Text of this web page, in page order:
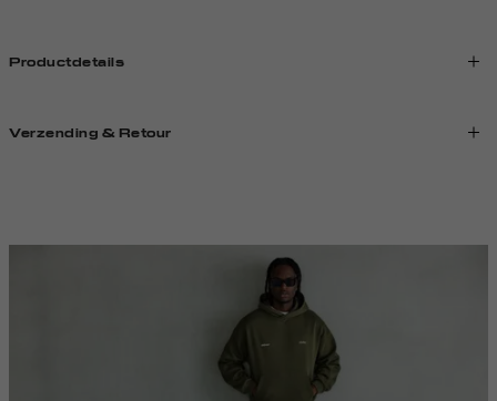
Productdetails
Verzending & Retour